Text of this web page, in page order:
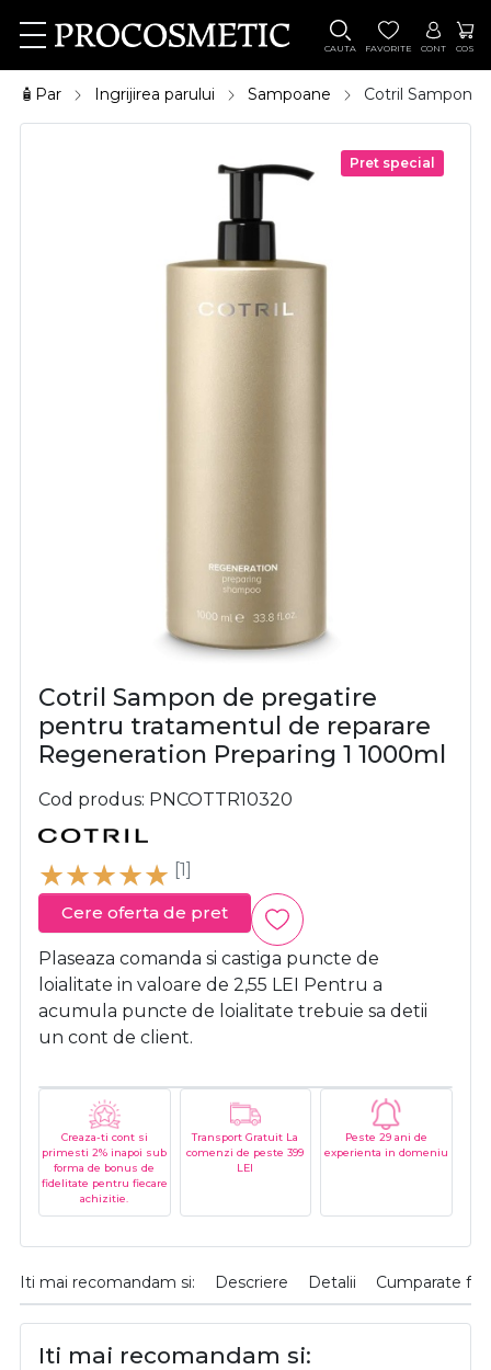
CAUTA FAVORITE CONT COS
🧴Par Ingrijirea parului Sampoane Cotril Sampon
Pret special
Cotril Sampon de pregatire
pentru tratamentul de reparare
Regeneration Preparing 1 1000ml
Cod produs PNCOTTR10320
[1]
Cere oferta de pret
Plaseaza comanda si castiga puncte de
loialitate in valoare de 2,55 LEI Pentru a
acumula puncte de loialitate trebuie sa detii
un cont de client.
Creaza-ti cont si
primesti 2% inapoi sub
forma de bonus de
fidelitate pentru fiecare
achizitie.
Transport Gratuit La
comenzi de peste 399
LEI
Peste 29 ani de
experienta in domeniu
Iti mai recomandam si: Descriere Detalii Cumparate
Iti mai recomandam si: